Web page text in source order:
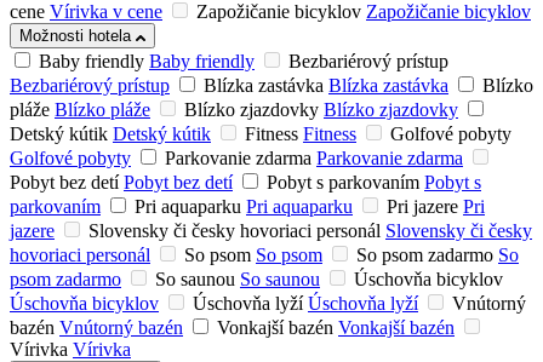
cene Vírivka v cene Zapožičanie bicyklov Zapožičanie bicyklov
Možnosti hotela
Baby friendly Baby friendly
Bezbariérový prístup
Bezbariérový prístup
Blízka zastávka Blízka zastávka
Blízko
pláže Blízko pláže Blízko zjazdovky Blízko zjazdovky
Detský kútik Detský kútik Fitness Fitness
Golfové pobyty
Golfové pobyty
Parkovanie zdarma Parkovanie zdarma
Pobyt bez detí Pobyt bez detí Pobyt s parkovaním Pobyt s
parkovaním
Pri aquaparku Pri aquaparku Pri jazere Pri
jazere
Slovensky či česky hovoriaci personál Slovensky či česky
hovoriaci personál
So psom So psom So psom zadarmo So
psom zadarmo
So saunou So saunou
Úschovňa bicyklov
Úschovňa bicyklov
Úschovňa lyží Úschovňa lyží
Vnútorný
bazén Vnútorný bazén Vonkajší bazén Vonkajší bazén
Vírivka Vírivka